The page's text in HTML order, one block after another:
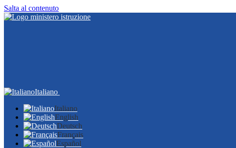
Salta al contenuto
Italiano
Italiano
English
Deutsch
Français
Español